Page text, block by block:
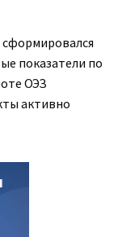
сформировался
показатели по
ОЭЗ
активно